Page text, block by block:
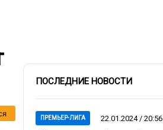
ПОСЛЕДНИЕ НОВОСТИ
ПРЕМЬЕР-ЛИГА 22.01.2024 / 20:56